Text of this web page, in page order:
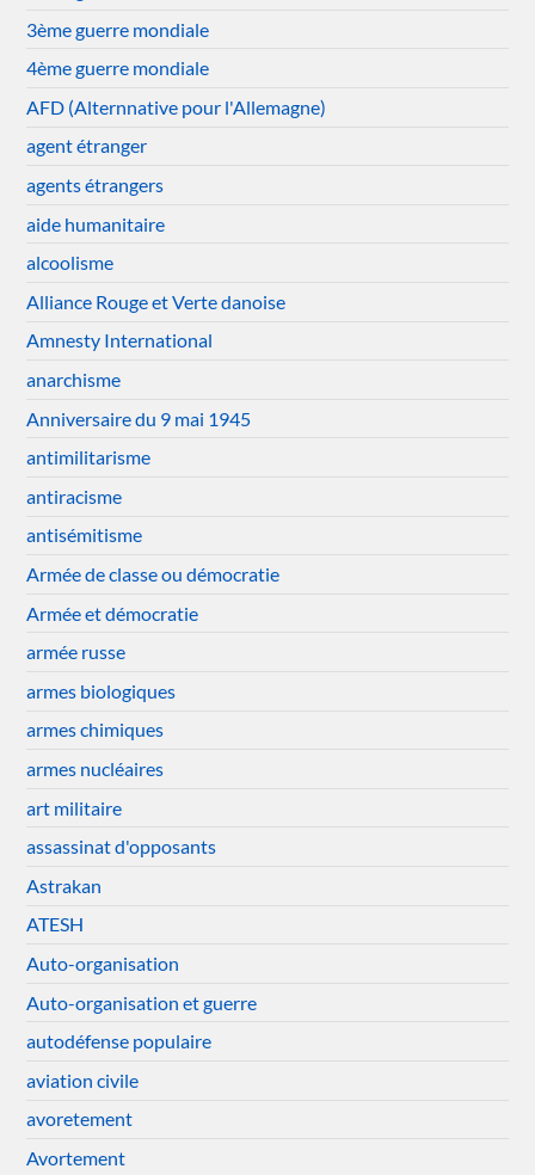
3ème guerre mondiale
4ème guerre mondiale
AFD (Alternnative pour l'Allemagne)
agent étranger
agents étrangers
aide humanitaire
alcoolisme
Alliance Rouge et Verte danoise
Amnesty International
anarchisme
Anniversaire du 9 mai 1945
antimilitarisme
antiracisme
antisémitisme
Armée de classe ou démocratie
Armée et démocratie
armée russe
armes biologiques
armes chimiques
armes nucléaires
art militaire
assassinat d'opposants
Astrakan
ATESH
Auto-organisation
Auto-organisation et guerre
autodéfense populaire
aviation civile
avoretement
Avortement